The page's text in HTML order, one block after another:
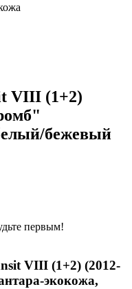
VIII (1+2)
бежевый
первым!
VIII (1+2) (2012-
экокожа,